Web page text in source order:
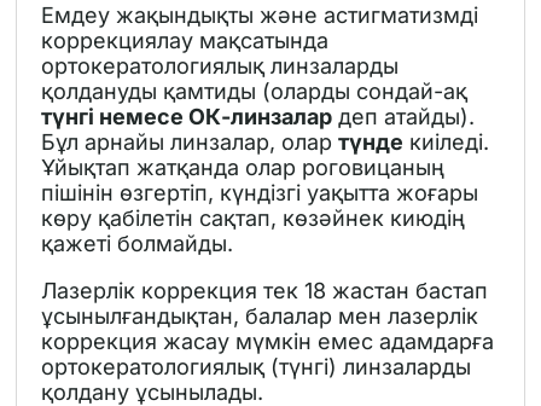
Емдеу жақындықты және астигматизмді
коррекциялау мақсатында
ортокератологиялық линзаларды
қолдануды қамтиды (оларды сондай-ақ
түнгі немесе ОК-линзалар деп атайды).
Бұл арнайы линзалар, олар түнде киіледі.
Ұйықтап жатқанда олар роговицаның
пішінін өзгертіп, күндізгі уақытта жоғары
көру қабілетін сақтап, көзәйнек киюдің
қажеті болмайды.
Лазерлік коррекция тек 18 жастан бастап
ұсынылғандықтан, балалар мен лазерлік
коррекция жасау мүмкін емес адамдарға
ортокератологиялық (түнгі) линзаларды
қолдану ұсынылады.